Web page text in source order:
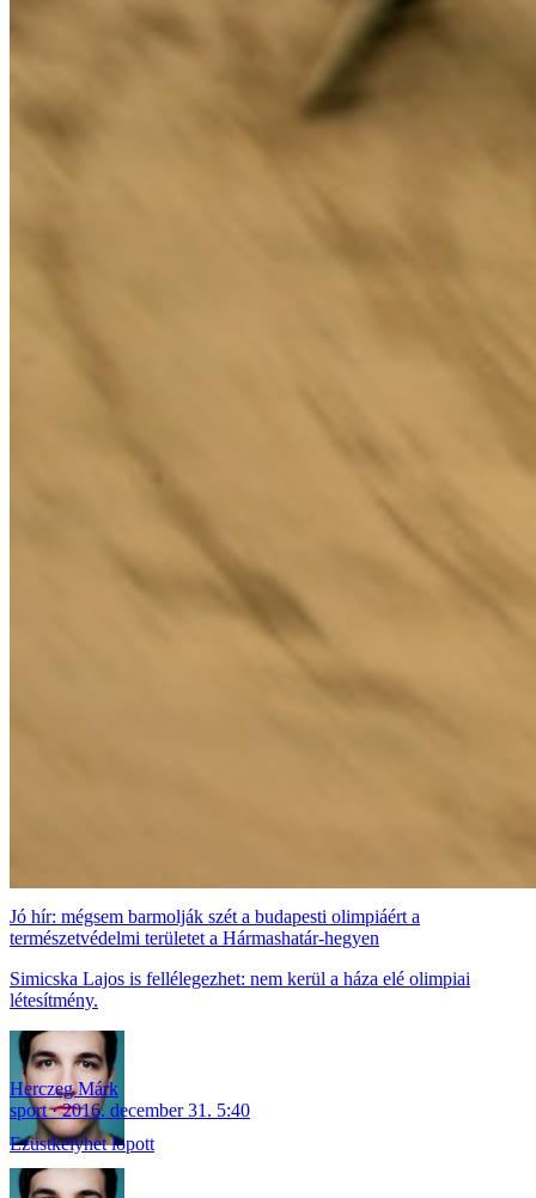
Jó hír: mégsem barmolják szét a budapesti olimpiáért a
természetvédelmi területet a Hármashatár-hegyen
Simicska Lajos is fellélegezhet: nem kerül a háza elé olimpiai
létesítmény.
Herczeg Márk
sport
2016. december 31. 5:40
Ezüstkelyhet lopott